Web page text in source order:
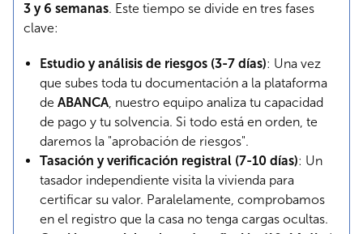
3 y 6 semanas. Este tiempo se divide en tres fases
clave:
Estudio y análisis de riesgos (3-7 días): Una vez
que subes toda tu documentación a la plataforma
de ABANCA, nuestro equipo analiza tu capacidad
de pago y tu solvencia. Si todo está en orden, te
daremos la "aprobación de riesgos".
Tasación y verificación registral (7-10 días): Un
tasador independiente visita la vivienda para
certificar su valor. Paralelamente, comprobamos
en el registro que la casa no tenga cargas ocultas.